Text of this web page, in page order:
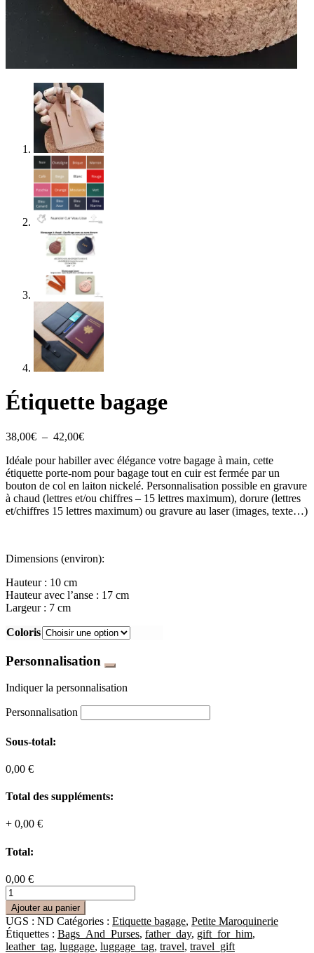
Étiquette bagage
38,00€ – 42,00€Plage
prix :
38,00€
à
42,00€
Idéale pour habiller avec élégance votre bagage à main, cette
étiquette porte-nom pour bagage tout en cuir est fermée par un
bouton de col en laiton nickelé. Personnalisation possible en gravure
à chaud (lettres et/ou chiffres – 15 lettres maximum), dorure (lettres
et/chiffres 15 lettres maximum) ou gravure au laser (images, texte…)
Dimensions (environ):
Hauteur : 10 cm
Hauteur avec l’anse : 17 cm
Largeur : 7 cm
Coloris
Personnalisation
Indiquer la personnalisation
Personnalisation
Sous-total:
0,00 €
Total des suppléments:
+ 0,00 €
Total:
0,00 €
quantité
de
Étiquette
bagage
Ajouter au panier
UGS : ND Catégories : Etiquette bagage, Petite Maroquinerie
Étiquettes : Bags_And_Purses, father_day, gift_for_him,
leather_tag, luggage, luggage_tag, travel, travel_gift